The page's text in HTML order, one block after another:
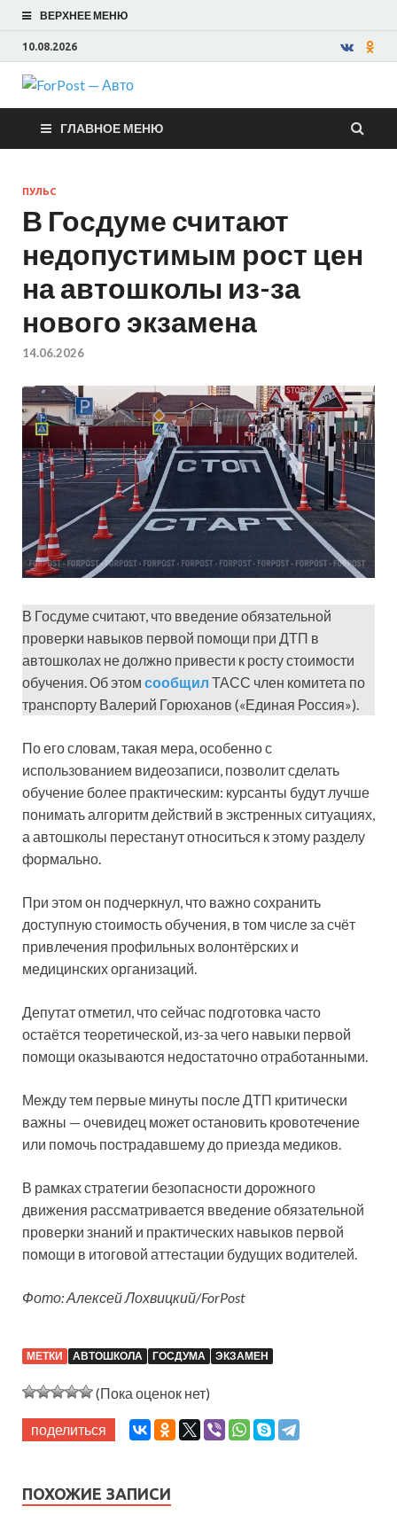
ВЕРХНЕЕ МЕНЮ
10.08.2026
ForPost —
Авто
ГЛАВНОЕ МЕНЮ
ПУЛЬС
В Госдуме считают
недопустимым рост цен
на автошколы из-за
нового экзамена
14.06.2026
В Госдуме считают, что введение обязательной
проверки навыков первой помощи при ДТП в
автошколах не должно привести к росту стоимости
обучения. Об этом сообщил ТАСС член комитета по
транспорту Валерий Горюханов («Единая Россия»).
По его словам, такая мера, особенно с
использованием видеозаписи, позволит сделать
обучение более практическим: курсанты будут лучше
понимать алгоритм действий в экстренных ситуациях,
а автошколы перестанут относиться к этому разделу
формально.
При этом он подчеркнул, что важно сохранить
доступную стоимость обучения, в том числе за счёт
привлечения профильных волонтёрских и
медицинских организаций.
Депутат отметил, что сейчас подготовка часто
остаётся теоретической, из-за чего навыки первой
помощи оказываются недостаточно отработанными.
Между тем первые минуты после ДТП критически
важны — очевидец может остановить кровотечение
или помочь пострадавшему до приезда медиков.
В рамках стратегии безопасности дорожного
движения рассматривается введение обязательной
проверки знаний и практических навыков первой
помощи в итоговой аттестации будущих водителей.
Фото: Алексей Лохвицкий/ForPost
МЕТКИ АВТОШКОЛА ГОСДУМА ЭКЗАМЕН
(Пока оценок нет)
поделиться
ПОХОЖИЕ ЗАПИСИ